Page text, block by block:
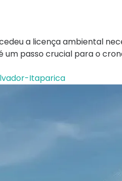
a licença ambiental
um passo crucial para o
Itaparica